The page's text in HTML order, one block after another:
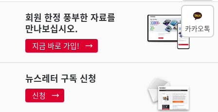
회원 한정 풍부한 자료를
만나보십시오.
지금 바로 가입!
뉴스레터 구독 신청
신청
카카오톡